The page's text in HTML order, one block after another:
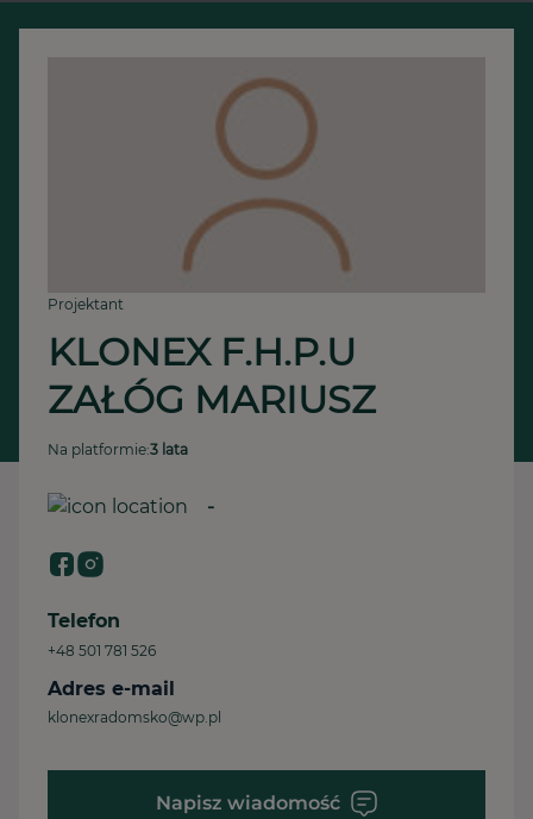
Projektant
KLONEX F.H.P.U
ZAŁÓG MARIUSZ
Na platformie:3 lata
-
Telefon
+48 501 781 526
Adres e-mail
klonexradomsko@wp.pl
Napisz wiadomość